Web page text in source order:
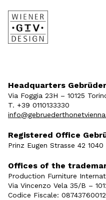
Headquarters
Via Foggia 23H – 10125
T. +39 0110133330
Registered Office
Prinz Eugen Strasse 42
Offices of the
Production Furniture
Via Vincenzo Vela 35/B –
Codice Fiscale: